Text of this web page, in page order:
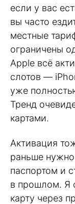
если у вас
вы часто
местные
ограничены
Apple всё
слотов —
уже
Тренд
картами.
Активация
раньше
паспортом и
в прошлом. Я
карту через